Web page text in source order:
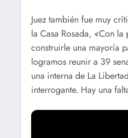
Juez también fue muy
la Casa Rosada, «Con
construirle una mayoría
logramos reunir a 39
una interna de La
interrogante. Hay una